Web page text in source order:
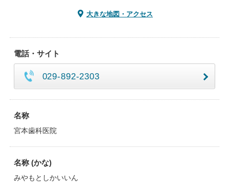
大きな地図・アクセス
電話・サイト
029-892-2303
名称
宮本歯科医院
名称 (かな)
みやもとしかいいん